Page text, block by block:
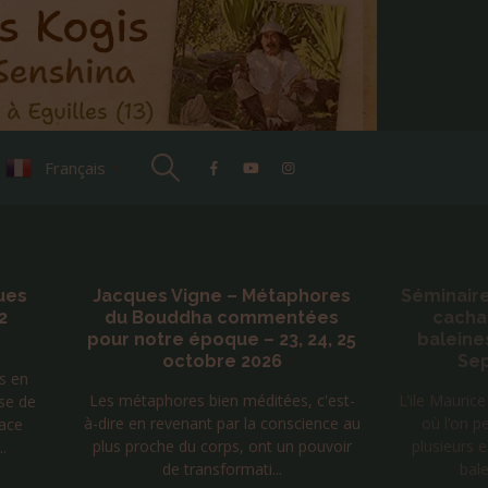
Français
25
au
Séminaire initiatique avec les
cachalots dauphins et
baleines de l’île Maurice –
Septembre 2026
L’ile Maurice est un des rares endroits
où l’on peut rencontrer à la fois
plusieurs espèces de dauphins ,les
baleines à bosse et...
Lettre